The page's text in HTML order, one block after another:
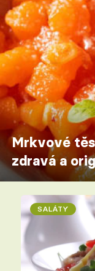
Mrkvové
zdravá a
SALÁTY